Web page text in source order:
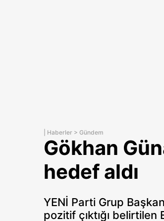
Haberler > Gündem
Gökhan
hedef aldı
YENİ Parti Grup
pozitif çıktığı